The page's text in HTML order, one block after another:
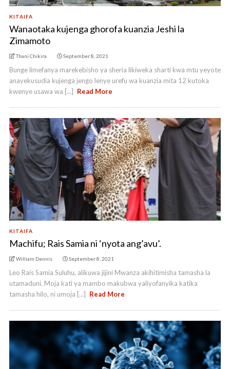
KITAIFA
Wanaotaka kujenga ghorofa kuanzia Jeshi la
Zimamoto
Thani Chikira September 8, 2021
Bunge limefanya marekebisho ya sheria likiweka sharti kwa mtu yeyote
anayekusudia kujenga jengo lenye urefu wa kuanzia mita 12 kutoka
kwenye usawa wa [...]
Read More
KITAIFA
Machifu; Rais Samia ni ‘nyota ang’avu’.
William Dennis September 8, 2021
Leo Rais Samia Suluhu, alikuwa jijini Mwanza akihitimisha tamasha la
utamaduni. Moja kati ya mambo makubwa yaliyofanyika katika
tamasha hilo, ni umoja [...]
Read More